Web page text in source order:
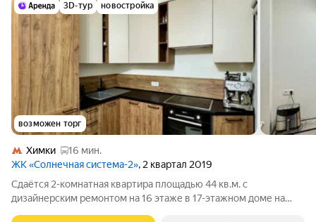
3D-тур новостройка
возможен торг
Химки
16 мин.
ЖК «Солнечная система-2», 2 квартал 2019
Сдаётся 2-комнатная квартира площадью 44 кв.м. с
дизайнерским ремонтом на 16 этаже в 17-этажном доме на